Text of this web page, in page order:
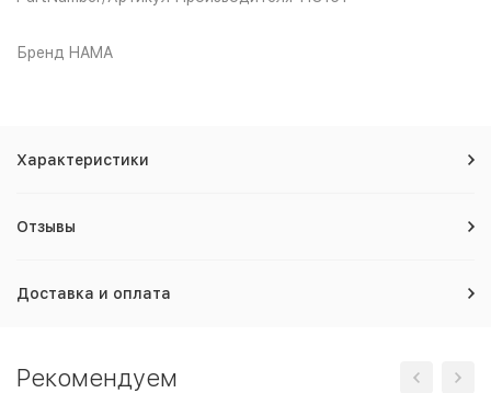
Бренд HAMA
Характеристики
Отзывы
Доставка и оплата
Рекомендуем